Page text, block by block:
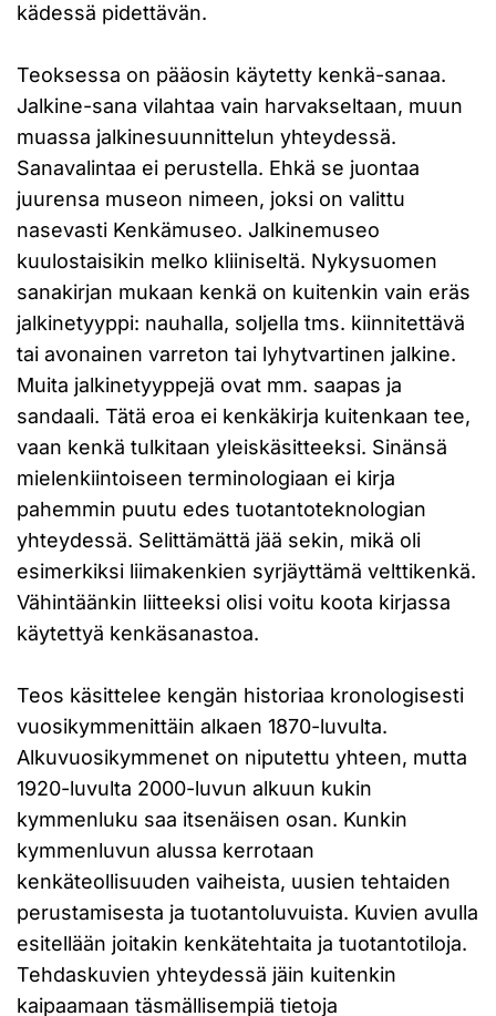
kädessä pidettävän.
Teoksessa on pääosin käytetty kenkä-sanaa.
Jalkine-sana vilahtaa vain harvakseltaan, muun
muassa jalkinesuunnittelun yhteydessä.
Sanavalintaa ei perustella. Ehkä se juontaa
juurensa museon nimeen, joksi on valittu
nasevasti Kenkämuseo. Jalkinemuseo
kuulostaisikin melko kliiniseltä. Nykysuomen
sanakirjan mukaan kenkä on kuitenkin vain eräs
jalkinetyyppi: nauhalla, soljella tms. kiinnitettävä
tai avonainen varreton tai lyhytvartinen jalkine.
Muita jalkinetyyppejä ovat mm. saapas ja
sandaali. Tätä eroa ei kenkäkirja kuitenkaan tee,
vaan kenkä tulkitaan yleiskäsitteeksi. Sinänsä
mielenkiintoiseen terminologiaan ei kirja
pahemmin puutu edes tuotantoteknologian
yhteydessä. Selittämättä jää sekin, mikä oli
esimerkiksi liimakenkien syrjäyttämä velttikenkä.
Vähintäänkin liitteeksi olisi voitu koota kirjassa
käytettyä kenkäsanastoa.
Teos käsittelee kengän historiaa kronologisesti
vuosikymmenittäin alkaen 1870-luvulta.
Alkuvuosikymmenet on niputettu yhteen, mutta
1920-luvulta 2000-luvun alkuun kukin
kymmenluku saa itsenäisen osan. Kunkin
kymmenluvun alussa kerrotaan
kenkäteollisuuden vaiheista, uusien tehtaiden
perustamisesta ja tuotantoluvuista. Kuvien avulla
esitellään joitakin kenkätehtaita ja tuotantotiloja.
Tehdaskuvien yhteydessä jäin kuitenkin
kaipaamaan täsmällisempiä tietoja